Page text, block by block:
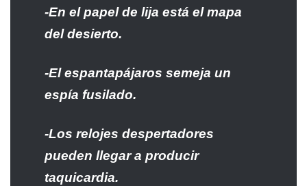
-En el papel de lija está el mapa
del desierto.
-El espantapájaros semeja un
espía fusilado.
-Los relojes despertadores
pueden llegar a producir
taquicardia.